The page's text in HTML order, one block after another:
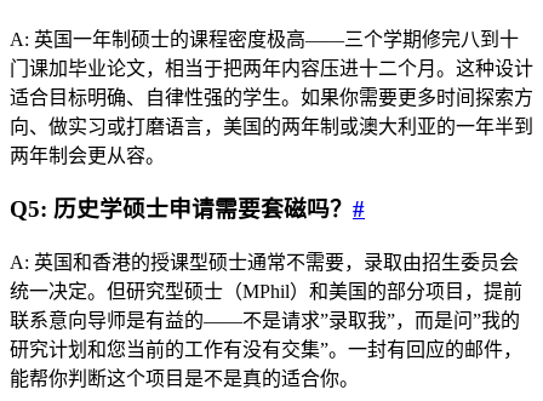
A: 英国一年制硕士的课程密度极高——三个学期修完八到十
门课加毕业论文，相当于把两年内容压进十二个月。这种设计
适合目标明确、自律性强的学生。如果你需要更多时间探索方
向、做实习或打磨语言，美国的两年制或澳大利亚的一年半到
两年制会更从容。
Q5: 历史学硕士申请需要套磁吗？ #
A: 英国和香港的授课型硕士通常不需要，录取由招生委员会
统一决定。但研究型硕士（MPhil）和美国的部分项目，提前
联系意向导师是有益的——不是请求”录取我”，而是问”我的
研究计划和您当前的工作有没有交集”。一封有回应的邮件，
能帮你判断这个项目是不是真的适合你。